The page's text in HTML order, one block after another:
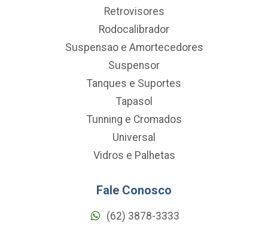
Retrovisores
Rodocalibrador
Suspensao e Amortecedores
Suspensor
Tanques e Suportes
Tapasol
Tunning e Cromados
Universal
Vidros e Palhetas
Fale Conosco
(62) 3878-3333